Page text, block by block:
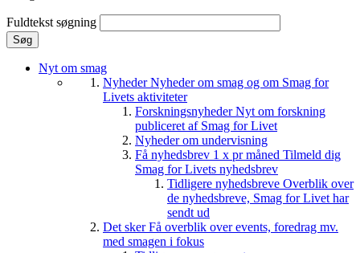
Fuldtekst søgning
Nyt om smag
NyhederNyheder om smag og om Smag for
Livets aktiviteter
ForskningsnyhederNyt om forskning
publiceret af Smag for Livet
Nyheder om undervisning
Få nyhedsbrev 1 x pr måned Tilmeld dig
Smag for Livets nyhedsbrev
Tidligere nyhedsbreve Overblik over
de nyhedsbreve, Smag for Livet har
sendt ud
Det skerFå overblik over events, foredrag mv.
med smagen i fokus